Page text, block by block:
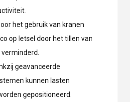
het gebruik van kranen
op letsel door het tillen van
geavanceerde
kunnen lasten
gepositioneerd.